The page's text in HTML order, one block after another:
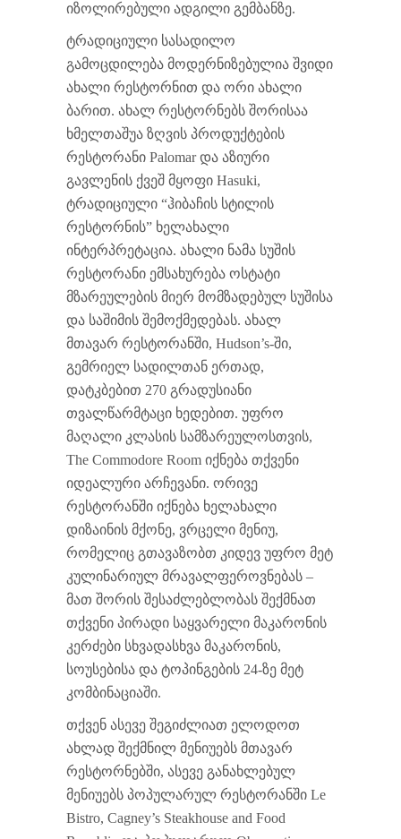
იზოლირებული ადგილი გემბანზე.
ტრადიციული სასადილო
გამოცდილება მოდერნიზებულია შვიდი
ახალი რესტორნით და ორი ახალი
ბარით. ახალ რესტორნებს შორისაა
ხმელთაშუა ზღვის პროდუქტების
რესტორანი Palomar და აზიური
გავლენის ქვეშ მყოფი Hasuki,
ტრადიციული “ჰიბაჩის სტილის
რესტორნის” ხელახალი
ინტერპრეტაცია. ახალი ნამა სუშის
რესტორანი ემსახურება ოსტატი
მზარეულების მიერ მომზადებულ სუშისა
და საშიმის შემოქმედებას. ახალ
მთავარ რესტორანში, Hudson’s-ში,
გემრიელ სადილთან ერთად,
დატკბებით 270 გრადუსიანი
თვალწარმტაცი ხედებით. უფრო
მაღალი კლასის სამზარეულოსთვის,
The Commodore Room იქნება თქვენი
იდეალური არჩევანი. ორივე
რესტორანში იქნება ხელახალი
დიზაინის მქონე, ვრცელი მენიუ,
რომელიც გთავაზობთ კიდევ უფრო მეტ
კულინარიულ მრავალფეროვნებას –
მათ შორის შესაძლებლობას შექმნათ
თქვენი პირადი საყვარელი მაკარონის
კერძები სხვადასხვა მაკარონის,
სოუსებისა და ტოპინგების 24-ზე მეტ
კომბინაციაში.
თქვენ ასევე შეგიძლიათ ელოდოთ
ახლად შექმნილ მენიუებს მთავარ
რესტორნებში, ასევე განახლებულ
მენიუებს პოპულარულ რესტორანში Le
Bistro, Cagney’s Steakhouse and Food